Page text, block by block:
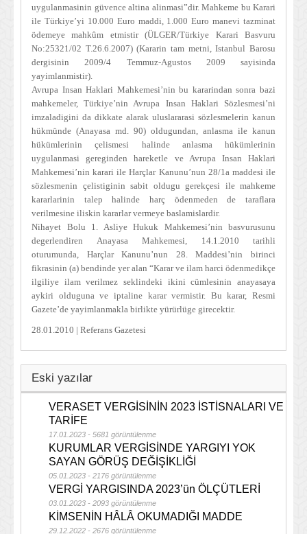
uygulanmasinin güvence altina alinmasi”dir. Mahkeme bu Karari
ile Türkiye’yi 10.000 Euro maddi, 1.000 Euro manevi tazminat
ödemeye mahkûm etmistir (ÜLGER/Türkiye Karari Basvuru
No:25321/02 T.26.6.2007) (Kararin tam metni, Istanbul Barosu
dergisinin 2009/4 Temmuz-Agustos 2009 sayisinda
yayimlanmistir).
Avrupa Insan Haklari Mahkemesi’nin bu kararindan sonra bazi
mahkemeler, Türkiye’nin Avrupa Insan Haklari Sözlesmesi’ni
imzaladigini da dikkate alarak uluslararasi sözlesmelerin kanun
hükmünde (Anayasa md. 90) oldugundan, anlasma ile kanun
hükümlerinin çelismesi halinde anlasma hükümlerinin
uygulanmasi gereginden hareketle ve Avrupa Insan Haklari
Mahkemesi’nin karari ile Harçlar Kanunu’nun 28/1a maddesi ile
sözlesmenin çelistiginin sabit oldugu gerekçesi ile mahkeme
kararlarinin talep halinde harç ödenmeden de taraflara
verilmesine iliskin kararlar vermeye baslamislardir.
Nihayet Bolu 1. Asliye Hukuk Mahkemesi’nin basvurusunu
degerlendiren Anayasa Mahkemesi, 14.1.2010 tarihli
oturumunda, Harçlar Kanunu’nun 28. Maddesi’nin birinci
fikrasinin (a) bendinde yer alan “Karar ve ilam harci ödenmedikçe
ilgiliye ilam verilmez seklindeki ikini cümlesinin anayasaya
aykiri olduguna ve iptaline karar vermistir. Bu karar, Resmi
Gazete’de yayimlanmakla birlikte yürürlüge girecektir.
28.01.2010 | Referans Gazetesi
Eski yazılar
VERASET VERGİSİNİN 2023 İSTİSNALARI VE
TARİFE
17.01.2023 - 5681 görüntülenme
KURUMLAR VERGİSİNDE YARGIYI YOK
SAYAN GÖRÜŞ DEĞİŞİKLİĞİ
05.01.2023 - 2176 görüntülenme
VERGİ YARGISINDA 2023’ün ÖLÇÜTLERİ
03.01.2023 - 2093 görüntülenme
KİMSENİN HÂLÂ OKUMADIĞI MADDE
29.12.2022 - 2676 görüntülenme